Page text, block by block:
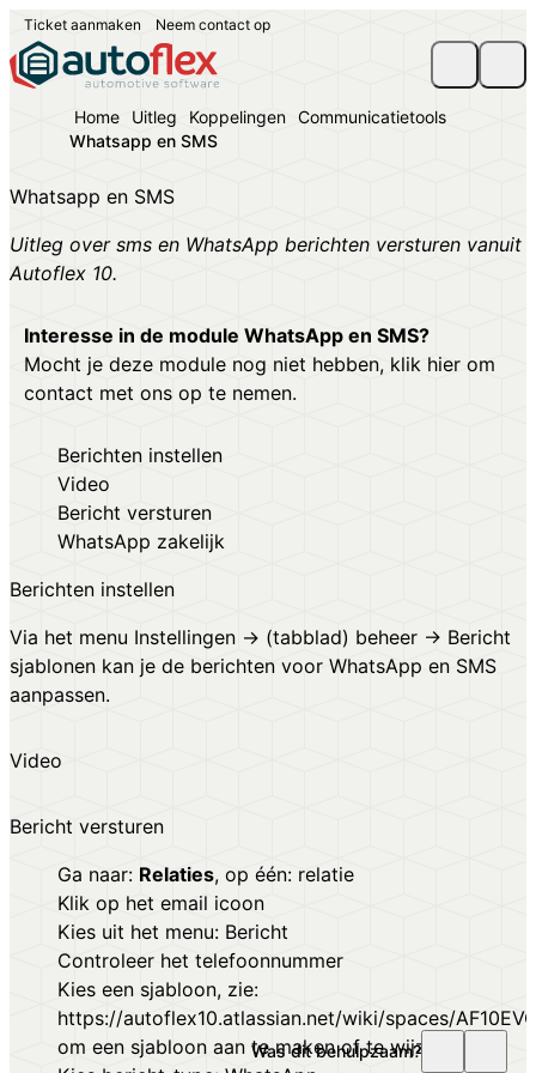
Ticket aanmaken Neem contact op
Was dit behulpzaam?
Home Uitleg Koppelingen Communicatietools
Whatsapp en SMS
Whatsapp en SMS
Uitleg over sms en WhatsApp berichten versturen vanuit
Autoflex 10.
Interesse in de module WhatsApp en SMS?
Mocht je deze module nog niet hebben, klik hier om
contact met ons op te nemen.
Berichten instellen
Video
Bericht versturen
WhatsApp zakelijk
Berichten instellen
Via het menu Instellingen → (tabblad) beheer → Bericht
sjablonen kan je de berichten voor WhatsApp en SMS
aanpassen.
Video
Bericht versturen
Ga naar: Relaties, op één: relatie
Klik op het email icoon
Kies uit het menu: Bericht
Controleer het telefoonnummer
Kies een sjabloon, zie:
https://autoflex10.atlassian.net/wiki/spaces/
om een sjabloon aan te maken of te wijzigen